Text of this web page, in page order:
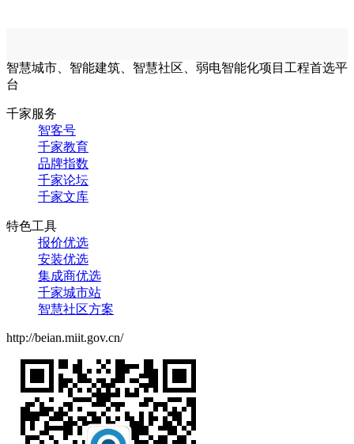
智慧城市、智能建筑、智慧社区、弱电智能化项目工程首选平
台
千家服务
智客号
千家教育
品牌指数
千家论坛
千家文库
特色工具
报价优选
安装优选
集成商优选
千家城市站
智慧社区方案
http://beian.miit.gov.cn/